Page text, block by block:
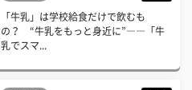
「牛乳」は学校給食だけで飲むも
の？ “牛乳をもっと身近に”――「牛
乳でスマ...